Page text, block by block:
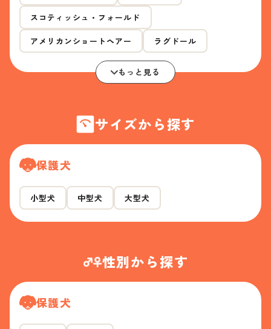
スコティッシュ・フォールド
アメリカンショートヘアー ラグドール
もっと見る
サイズから探す
保護犬
小型犬 中型犬 大型犬
性別から探す
保護犬